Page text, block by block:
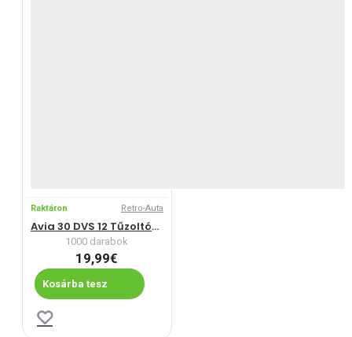
Raktáron Retro-Auta
Avia 30 DVS 12 Tűzoltóautó (1968-1982)
1000 darabok
19,99€
Kosárba tesz